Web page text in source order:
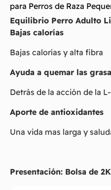
para Perros de Raza
Equilibrio Perro Adulto
Bajas calorías
Bajas calorías y alta fibra
Ayuda a quemar las
Detrás de la acción de la
Aporte de antioxidantes
Una vida mas larga y
Presentación: Bolsa de